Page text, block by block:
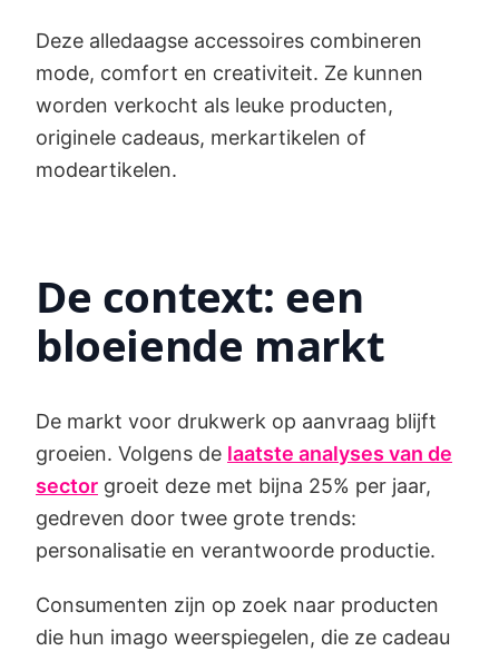
Deze alledaagse accessoires combineren
mode, comfort en creativiteit. Ze kunnen
worden verkocht als leuke producten,
originele cadeaus, merkartikelen of
modeartikelen.
De context: een
bloeiende markt
De markt voor drukwerk op aanvraag blijft
groeien. Volgens de laatste analyses van de
sector groeit deze met bijna 25% per jaar,
gedreven door twee grote trends:
personalisatie en verantwoorde productie.
Consumenten zijn op zoek naar producten
die hun imago weerspiegelen, die ze cadeau